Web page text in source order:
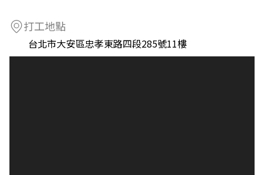
打工地點
台北市大安區忠孝東路四段285號11樓